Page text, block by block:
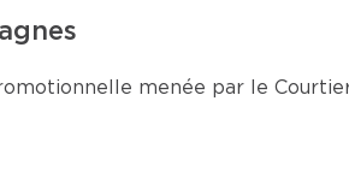
menée par le